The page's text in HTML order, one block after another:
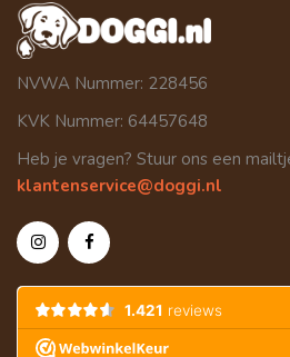
NVWA Nummer: 228456
KVK Nummer: 64457648
Heb je vragen? Stuur ons een
klantenservice@doggi.nl